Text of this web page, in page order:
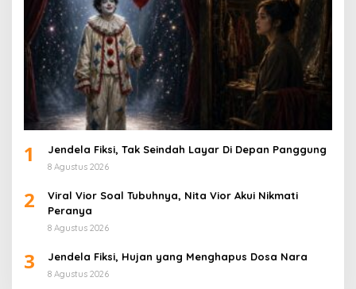
1 Jendela Fiksi, Tak Seindah Layar Di Depan Panggung
8 Agustus 2026
2
Viral Vior Soal Tubuhnya, Nita Vior Akui Nikmati
Peranya
8 Agustus 2026
3 Jendela Fiksi, Hujan yang Menghapus Dosa Nara
8 Agustus 2026